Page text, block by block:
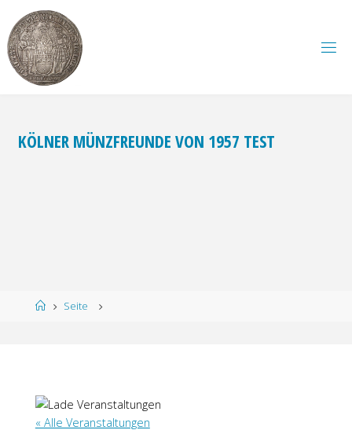
Inhalt
springen
KÖLNER MÜNZFREUNDE VON 1957 TEST
StartSeite
« Alle Veranstaltungen